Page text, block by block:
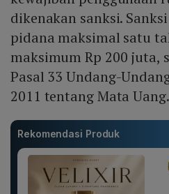
dikenakan sanksi.
pidana maksimal satu
maksimum Rp 200 juta,
Pasal 33 Undang-
2011 tentang Mata Uang.
Rekomendasi Produk